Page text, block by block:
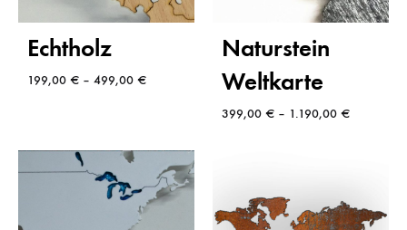
Echtholz
199,00 € – 499,00 €
Naturstein
Weltkarte
399,00 € – 1.190,00 €